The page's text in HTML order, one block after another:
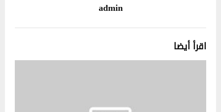
admin
اقرأ أيضا